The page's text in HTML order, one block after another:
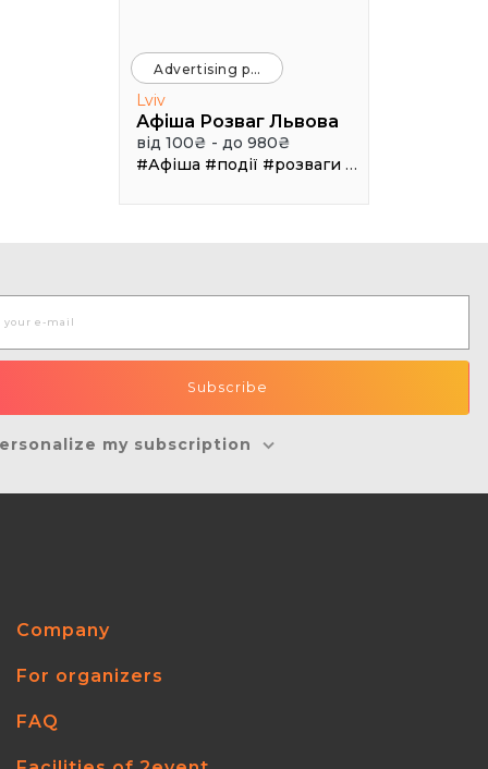
Advertising platforms
Lviv
Афіша Розваг Львова
від 100₴ - до 980₴
#Афіша #події #розваги #клуби
my subscription
Company
For organizers
FAQ